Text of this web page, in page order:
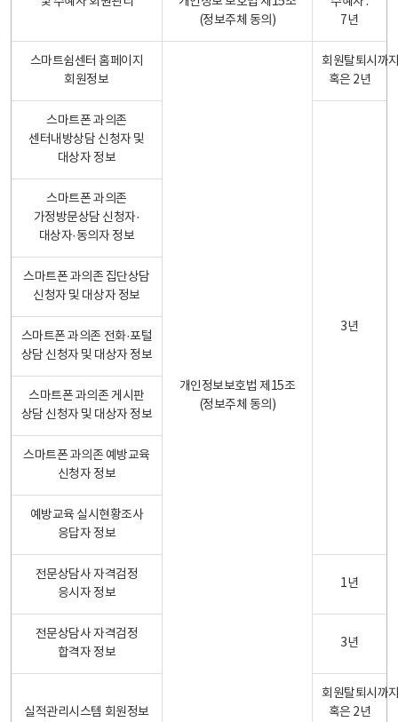
(정보주체 동의)
7년
스마트쉼센터 홈페이지
회원정보
개인정보보호법 제15조
(정보주체 동의)
회원탈퇴시까
혹은 2년
스마트폰 과의존
센터내방상담 신청자 및
대상자 정보
3년
스마트폰 과의존
가정방문상담 신청자·
대상자·동의자 정보
스마트폰 과의존 집단상담
신청자 및 대상자 정보
스마트폰 과의존 전화·포털
상담 신청자 및 대상자 정보
스마트폰 과의존 게시판
상담 신청자 및 대상자 정보
스마트폰 과의존 예방교육
신청자 정보
예방교육 실시현황조사
응답자 정보
전문상담사 자격검정
응시자 정보
1년
전문상담사 자격검정
합격자 정보
3년
실적관리시스템 회원정보
회원탈퇴시까
혹은 2년